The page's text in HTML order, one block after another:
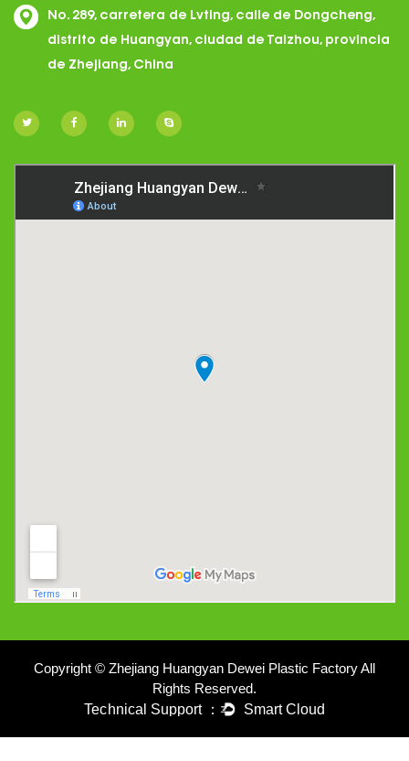
No. 289, carretera de Lvting, calle de Dongcheng,
distrito de Huangyan, ciudad de Taizhou, provincia
de Zhejiang, China
Copyright © Zhejiang Huangyan Dewei Plastic Factory All
Rights Reserved.